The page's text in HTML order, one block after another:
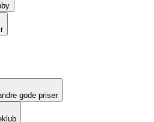
gode priser